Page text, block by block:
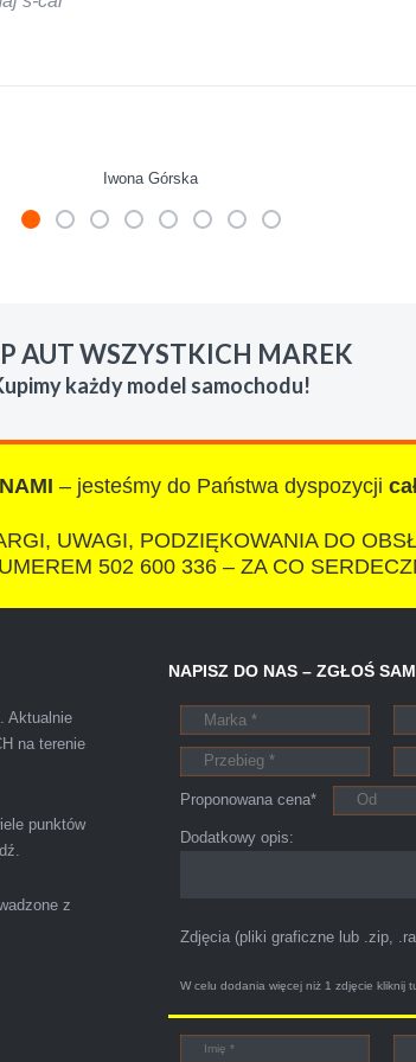
Iwona Górska
to polecam s-car.pl
IZA
przyjemnie i przede wszystkim na korzystnych
zony volvo. Powiedział że sprzedał
025 po ok trzech godzinach przyjechało
firma maja konto na Facebooku .
AUT WSZYSTKICH MAREK
każdy model samochodu!
– jesteśmy do Państwa dyspozycji
UWAGI, PODZIĘKOWANIA DO
502 600 336 – ZA CO
Aktualnie
na terenie
punktów
z
NAPISZ DO NAS – ZGŁOŚ
Proponowana cena*
Dodatkowy opis:
Zdjęcia (pliki graficzne lub .zip,
W celu dodania więcej niż 1 zdjęcie kliknij